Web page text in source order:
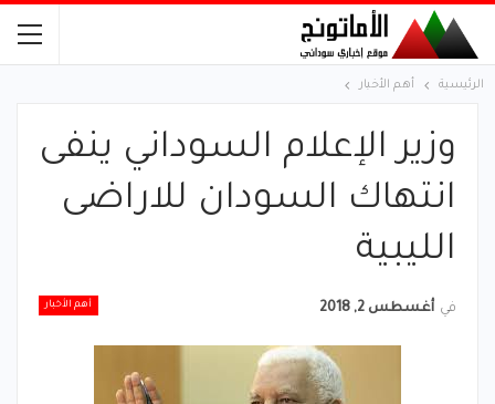
الرئيسية أهم الأخبار
وزير الإعلام السوداني ينفى
انتهاك السودان للاراضى
الليبية
أهم الأخبار في أغسطس 2, 2018